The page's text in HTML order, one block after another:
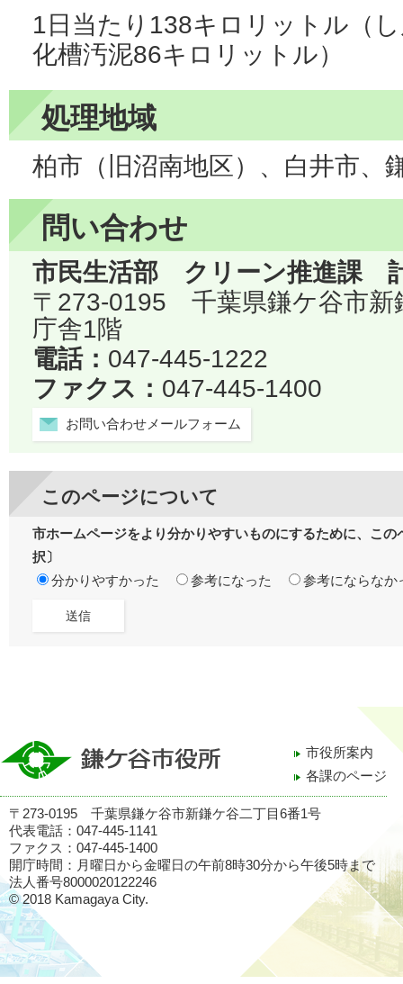
1日当たり138キロリットル（
化槽汚泥86キロリットル）
処理地域
柏市（旧沼南地区）、白井市、
問い合わせ
市民生活部 クリーン推進課
〒273-0195 千葉県鎌ケ谷市
庁舎1階
電話： 047-445-1222
ファクス： 047-445-1400
お問い合わせメールフォーム
このページについて
市ホームページをより分かりやすいものにするために、こ
択〕
分かりやすかった
参考になった 参考にならなか
市役所案内
各課のページ
〒273-0195 千葉県鎌ケ谷市新鎌ケ谷二丁目6番1号
代表電話：047-445-1141
ファクス：047-445-1400
開庁時間：月曜日から金曜日の午前8時30分から午後5時まで
法人番号8000020122246
© 2018 Kamagaya City.